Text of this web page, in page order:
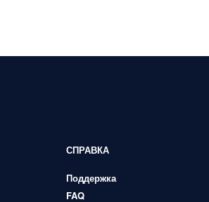
СПРАВКА
Поддержка
FAQ